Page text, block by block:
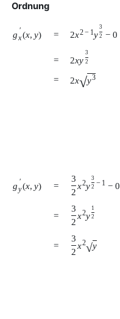
Ordnung
g ′
x(x, y) = 2x2− 1y
3
2
− 0
= 2xy
3
2
= 2x√y3
g ′
y(x, y) =
3
2
x2y
3
2 − 1 − 0
=
3
2
x2y
1
2
=
3
2
x2√y